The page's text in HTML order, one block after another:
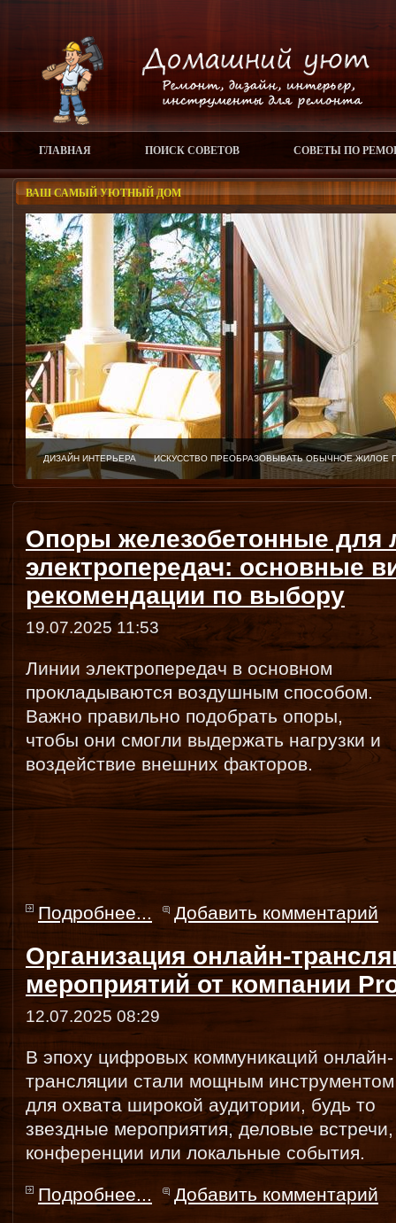
ГЛАВНАЯ ПОИСК СОВЕТОВ СОВЕТЫ ПО
ВАШ САМЫЙ УЮТНЫЙ ДОМ
ДИЗАЙН ИНТЕРЬЕРА ИСКУССТВО ПРЕОБРАЗОВЫВАТЬ ОБЫЧНОЕ
Опоры железобетонные для
электропередач: основные
рекомендации по выбору
19.07.2025 11:53
Линии электропередач в основном
прокладываются воздушным способом.
Важно правильно подобрать опоры,
чтобы они смогли выдержать нагрузки и
воздействие внешних факторов.
Подробнее... Добавить комментарий
Организация онлайн-
мероприятий от компании
12.07.2025 08:29
В эпоху цифровых коммуникаций онлайн-
трансляции стали мощным инструментом
для охвата широкой аудитории, будь то
звездные мероприятия, деловые встречи,
конференции или локальные события.
Подробнее... Добавить комментарий